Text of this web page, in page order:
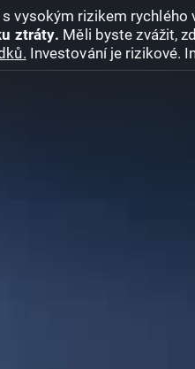
vysokým rizikem rychlého
ztráty. Měli byste zvážit,
Investování je rizikové.